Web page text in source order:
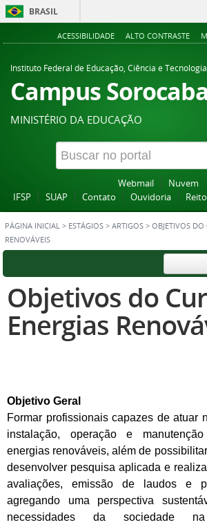
BRASIL
Acesso
ACESSIBILIDADE ALTO CONTRASTE
Instituto Federal de Educação, Ciência e
Campus Sorocaba
MINISTÉRIO DA EDUCAÇÃO
Webmail
Nuvem
IFSP
SUAP Contato Ouvidoria
PÁGINA INICIAL > ESTÁGIOS > ARTIGOS > OBJETIVOS DO
RENOVÁVEIS
Objetivos do
Energias
Objetivo Geral
Formar profissionais capazes de atuar
instalação, operação e
energias renováveis, além de
desenvolver pesquisa aplicada e
avaliações, emissão de laudos e
agregando uma perspectiva
necessidades da sociedade